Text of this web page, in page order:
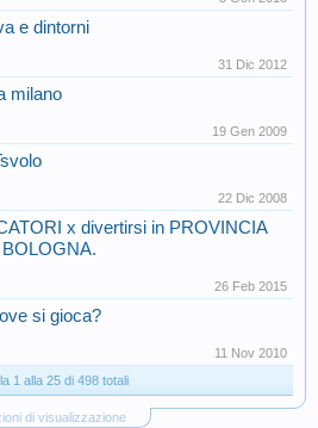
e dintorni
31 Dic 2012
milano
19 Gen 2009
22 Dic 2008
x divertirsi in PROVINCIA
26 Feb 2015
si gioca?
11 Nov 2010
1 alla 25 di 498 totali
di visualizzazione